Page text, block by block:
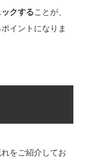
クすることが、
イントになりま
をご紹介してお